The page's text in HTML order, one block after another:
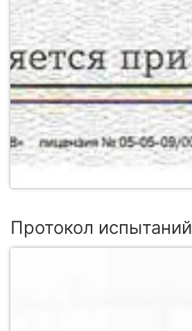
Протокол испытаний